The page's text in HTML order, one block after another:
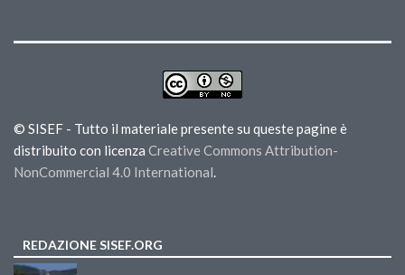
© SISEF - Tutto il materiale presente su queste pagine è
distribuito con licenza Creative Commons Attribution-
NonCommercial 4.0 International.
REDAZIONE SISEF.ORG